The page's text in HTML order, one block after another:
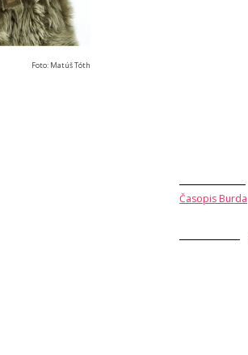
Foto: Matúš Tóth
Časopis Burda